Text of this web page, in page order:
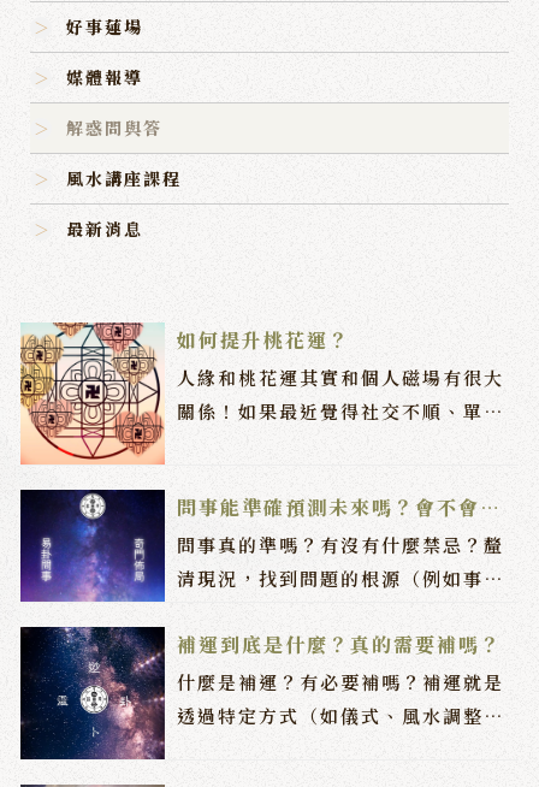
好事蓮場
媒體報導
解惑問與答
風水講座課程
最新消息
如何提升桃花運？
人緣和桃花運其實和個人磁場有很大
關係！如果最近覺得社交不順、單身
問事能準確預測未來嗎？會不會有
禁忌？
問事真的準嗎？有沒有什麼禁忌？釐
清現況，找到問題的根源（例如事業
補運到底是什麼？真的需要補嗎？
什麼是補運？有必要補嗎？補運就是
透過特定方式（如儀式、風水調整、